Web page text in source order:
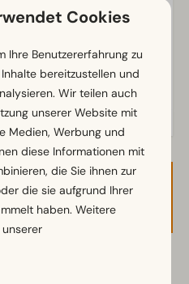
Preis
Cookies
Ihre Benutzererfahrung zu
bereitzustellen und
Wir teilen auch
unserer Website mit
Medien, Werbung und
diese Informationen mit
die Sie ihnen zur
die sie aufgrund Ihrer
haben. Weitere